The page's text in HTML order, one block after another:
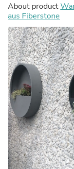
About product
aus Fiberstone